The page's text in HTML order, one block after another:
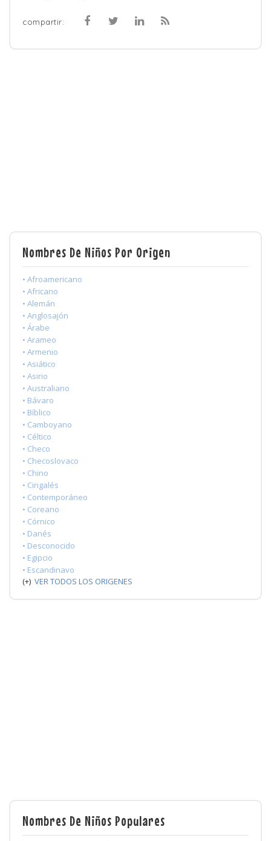
compartir:
Nombres De Niños Por Origen
• Afroamericano
• Africano
• Alemán
• Anglosajón
• Árabe
• Arameo
• Armenio
• Asiático
• Asirio
• Australiano
• Bávaro
• Bíblico
• Camboyano
• Céltico
• Checo
• Checoslovaco
• Chino
• Cingalés
• Contemporáneo
• Coreano
• Córnico
• Danés
• Desconocido
• Egipcio
• Escandinavo
(+) VER TODOS LOS ORIGENES
Nombres De Niños Populares